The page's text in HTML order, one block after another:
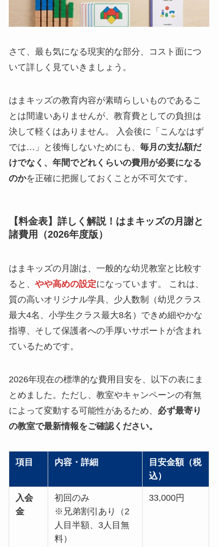
さて、最も気になる現実的な部分、コスト面につ
いて詳しく見ていきましょう。
はまキッズの教育内容が素晴らしいものであるこ
とは間違いありませんが、教育費としての負担は
決して軽くはありません。 入会後に「こんなはず
では…」と後悔しないためにも、 毎月の支払額だ
けでなく、年間でどれくらいの費用が必要になる
のかを正確に把握しておくことが不可欠です。
【料金表】詳しく解説！はまキッズの月謝と
諸費用（2026年度版）
はまキッズの月謝は、一般的な幼児教室と比較す
ると、 やや高めの設定になっています。 これは、
質の高いオリジナル学具、少人数制（幼児クラス
最大4名、小学生クラス最大8名）できめ細やかな
指導、そして保護者への手厚いサポートが含まれ
ているためです。
2026年現在の標準的な費用目安を、以下の表にま
とめました。ただし、教室やキャンペーンの有無
によって変動する可能性があるため、 必ず最寄り
の教室で最新情報をご確認ください。
項目 内容・詳細
目安金額（税
込）
入会
金
初回のみ
※兄弟割引あり（2
人目半額、3人目無
料）
33,000円